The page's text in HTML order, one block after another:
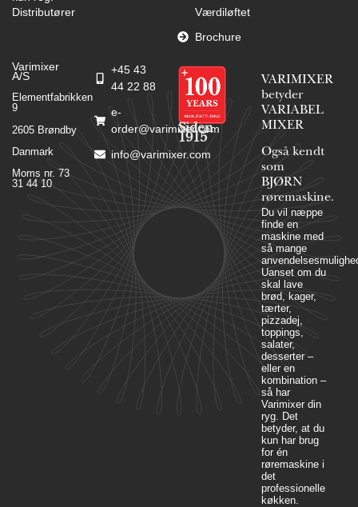
Distributører
Værdiløftet
Brochure
Varimixer
A/S
Elementfabrikken
9
2605 Brøndby
Danmark
Moms nr. 73
31 44 10
+45 43
44 22 88
e-
order@varimixer.com
info@varimixer.com
Siden
1915
VARIMIXER
betyder
VARIABEL
MIXER
Også kendt
som
BJØRN
røremaskine.
Du vil næppe
finde en
maskine med
så mange
Uanset om du
skal lave
brød, kager,
tærter,
pizzadej,
toppings,
salater,
desserter –
eller en
kombination –
så har
Varimixer din
ryg. Det
betyder, at du
kun har brug
for én
røremaskine i
det
professionelle
køkken.